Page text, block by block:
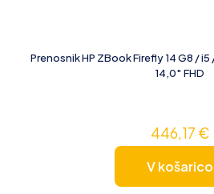
Prenosnik HP ZBook Firefly 14 G8 / i5
14,0″ FHD
446,17 €
V košarico